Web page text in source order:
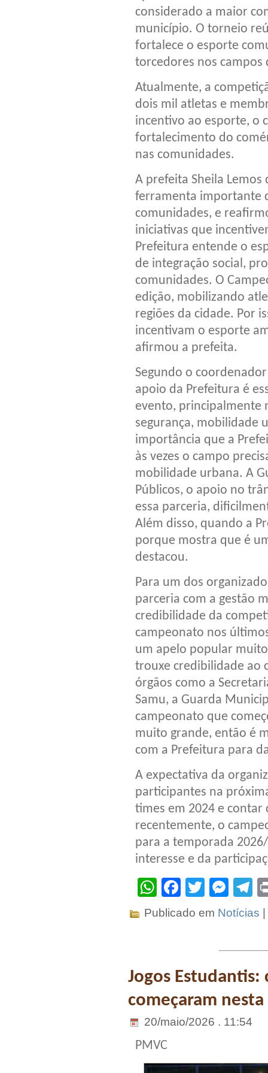
considerado a maior
município. O torneio
fortalece o esporte
torcedores nos campos
Atualmente, a
dois mil atletas e
incentivo ao esporte, o
fortalecimento do
nas comunidades.
A prefeita Sheila
ferramenta importante
comunidades, e
iniciativas que
Prefeitura entende o
de integração social,
comunidades. O
edição, mobilizando
regiões da cidade. Por
incentivam o esporte
afirmou a prefeita.
Segundo o
apoio da Prefeitura é
evento, principalmente
segurança, mobilidade
importância que a
às vezes o campo
mobilidade urbana. A
Públicos, o apoio no
essa parceria,
Além disso, quando a
porque mostra que é
destacou.
Para um dos
parceria com a gestão
credibilidade da
campeonato nos
um apelo popular
trouxe credibilidade ao
órgãos como a
Samu, a Guarda
campeonato que
muito grande, então é
com a Prefeitura para
A expectativa da
participantes na
times em 2024 e contar
recentemente, o
para a temporada
interesse e da
WhatsApp
Facebook
Twitter
Publicado em Notícias |
Jogos Estudantis:
começaram
20/maio/2026 . 11:54
PMVC